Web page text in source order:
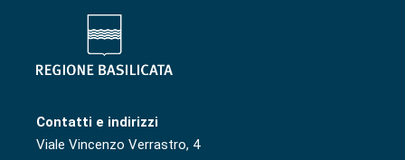
Contatti e indirizzi
Viale Vincenzo Verrastro, 4